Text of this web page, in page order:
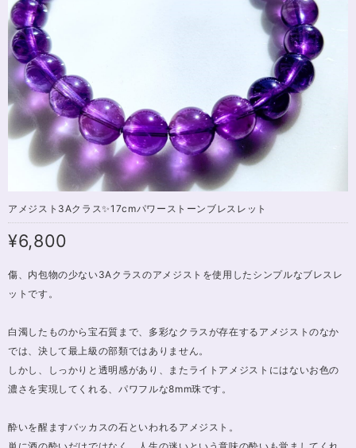
アメジスト3Aクラス✨17cmパワーストーンブレスレット
¥6,800
傷、内包物の少ない3Aクラスのアメジストを使用したシンプルなブレスレ
ットです。
白濁したものから宝石質まで、多彩なクラスが存在するアメジストのなか
では、決して最上級の部類ではありません。
しかし、しっかりと透明感があり、またライトアメジストにはないお色の
濃さを実現してくれる、パワフルな8mm珠です。
酔いを醒ますバッカスの石といわれるアメジスト。